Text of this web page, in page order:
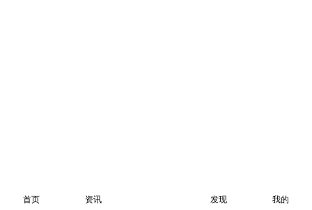
首页 资讯 发现 我的